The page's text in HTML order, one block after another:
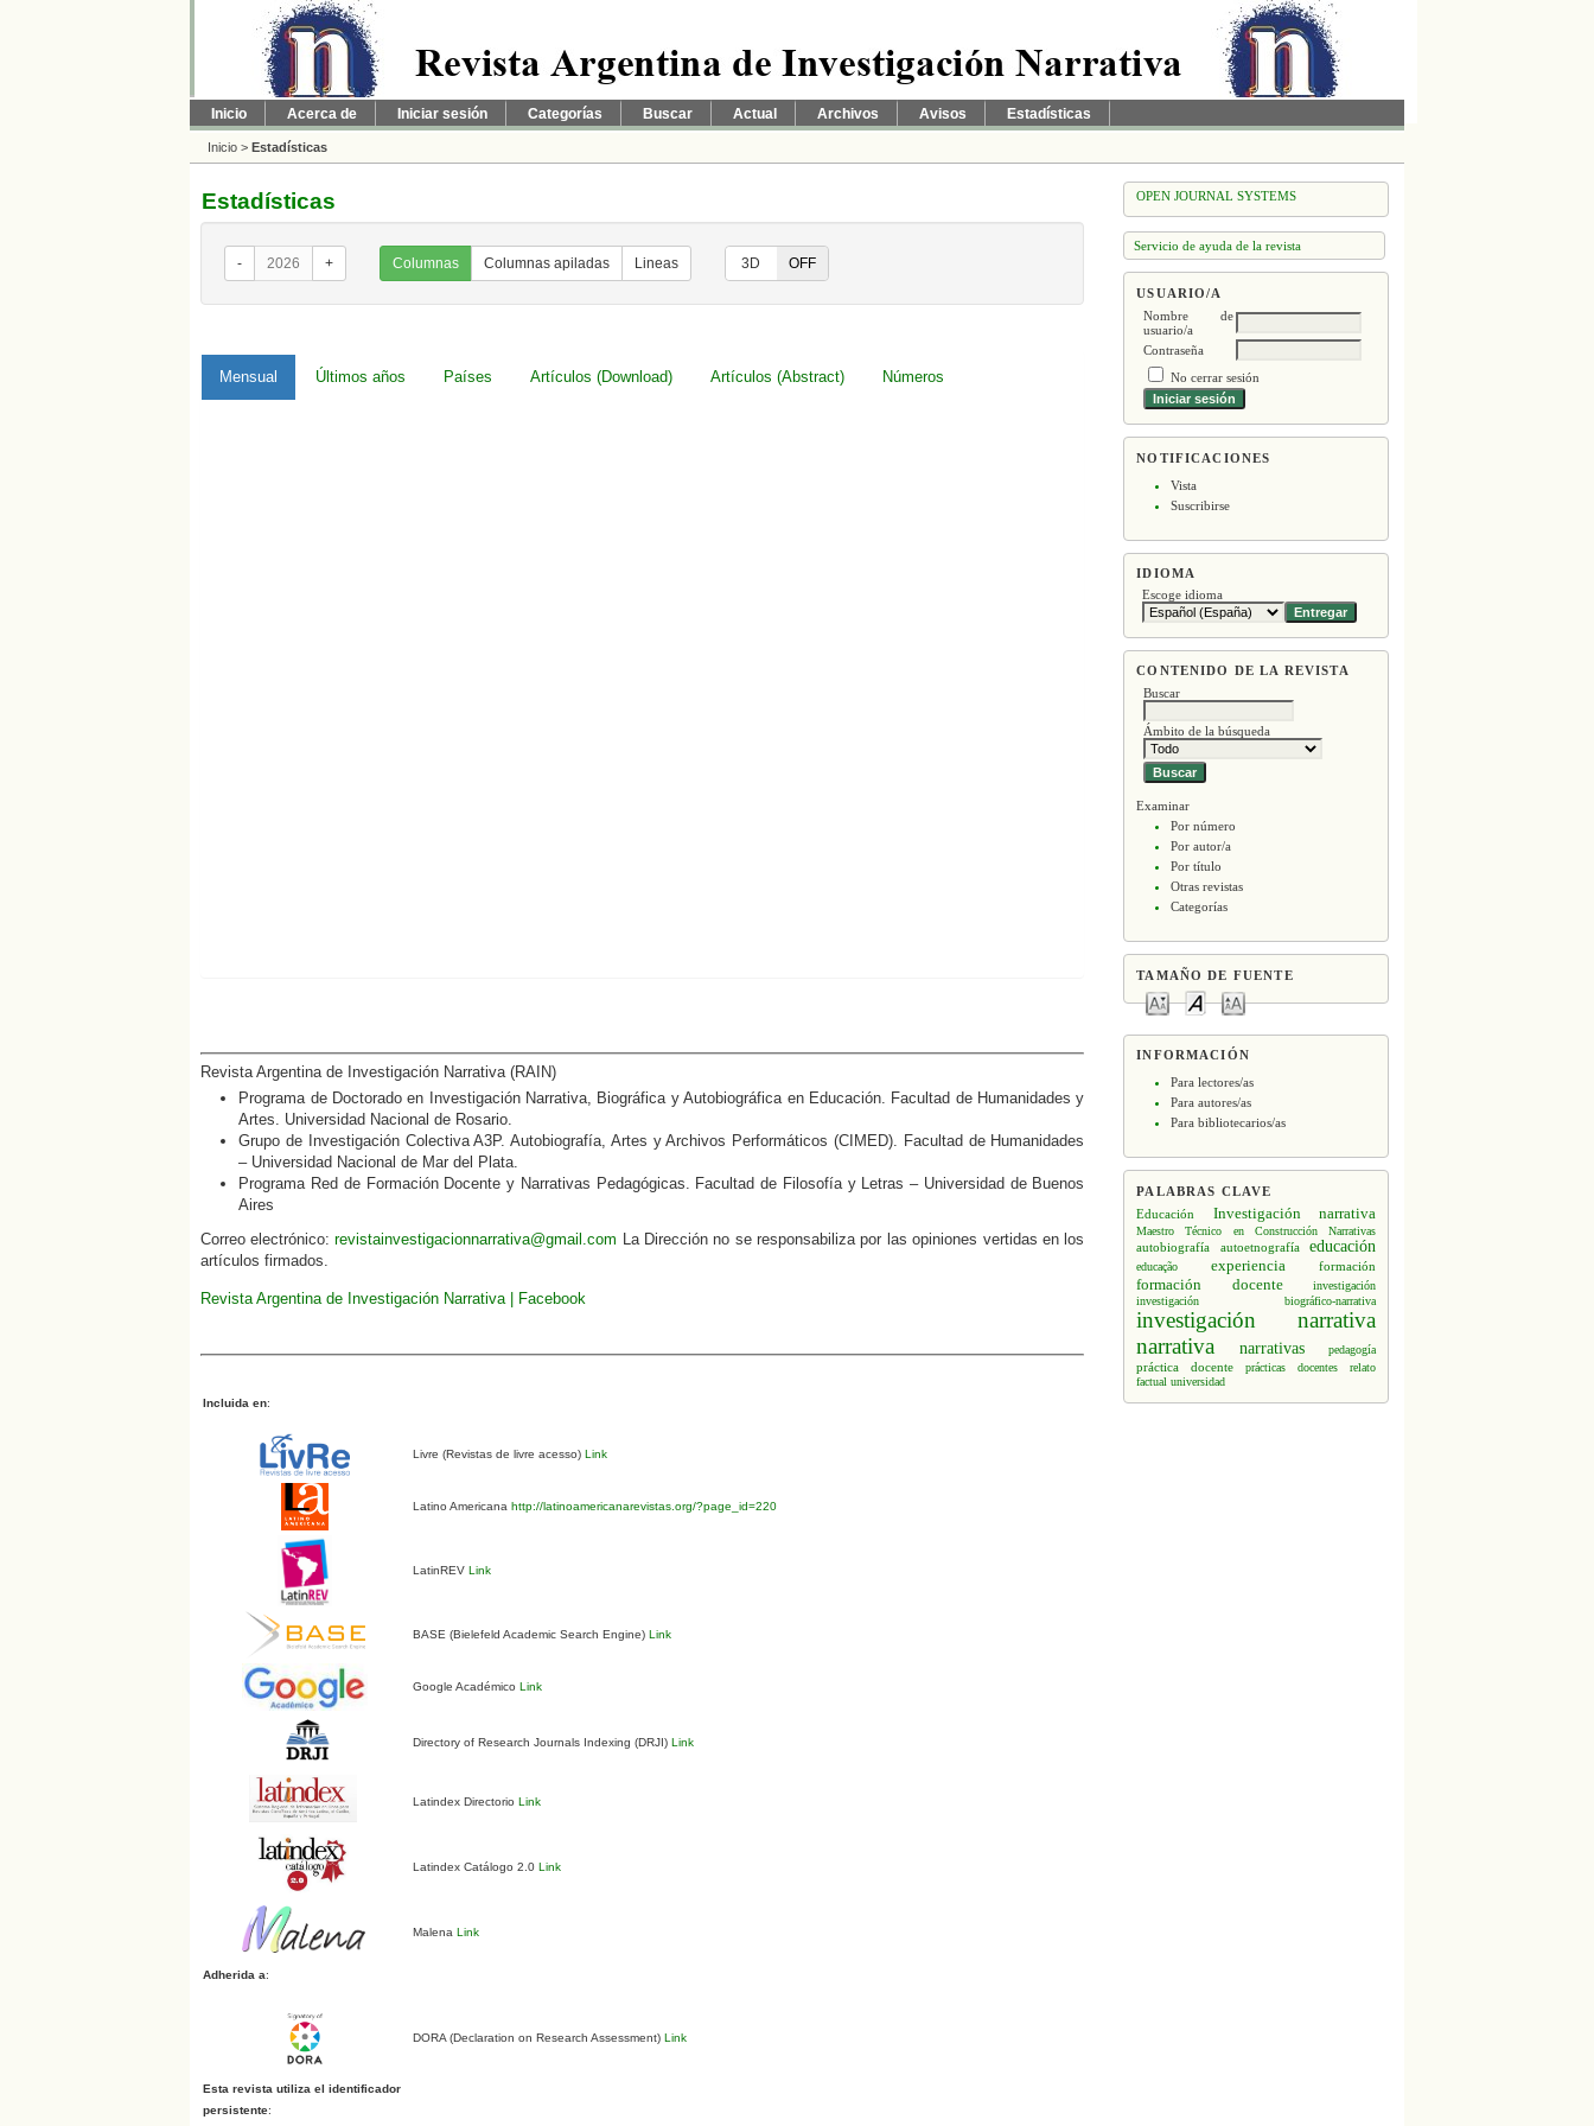
OPEN JOURNAL SYSTEMS
Servicio de ayuda de la revista
USUARIO/A
Nombre de
usuario/a
Contraseña
No cerrar sesión
NOTIFICACIONES
Vista
Suscribirse
IDIOMA
Escoge idioma
CONTENIDO DE LA REVISTA
Buscar
Ámbito de la búsqueda
Examinar
Por número
Por autor/a
Por título
Otras revistas
Categorías
TAMAÑO DE FUENTE
INFORMACIÓN
Para lectores/as
Para autores/as
Para bibliotecarios/as
PALABRAS CLAVE
Educación
Investigación narrativa
Maestro Técnico en Construcción Narrativas
autobiografía autoetnografía educación
educação experiencia formación
formación docente
investigación
investigación biográfico-narrativa
investigación narrativa
narrativa
narrativas pedagogía
práctica docente prácticas docentes
relato
factual universidad
Inicio Acerca de Iniciar sesión Categorías Buscar Actual Archivos Avisos Estadísticas
Inicio > Estadísticas
Estadísticas
- 2026 + Columnas Columnas apiladas Lineas 3D OFF
Mensual Últimos años Países Artículos (Download) Artículos (Abstract) Números
Revista Argentina de Investigación Narrativa (RAIN)
Programa de Doctorado en Investigación Narrativa, Biográfica y Autobiográfica en Educación. Facultad de Humanidades y
Artes. Universidad Nacional de Rosario.
Grupo de Investigación Colectiva A3P. Autobiografía, Artes y Archivos Performáticos (CIMED). Facultad de Humanidades
– Universidad Nacional de Mar del Plata.
Programa Red de Formación Docente y Narrativas Pedagógicas. Facultad de Filosofía y Letras – Universidad de Buenos
Aires
Correo electrónico:revistainvestigacionnarrativa@gmail.com La Dirección no se responsabiliza por las opiniones vertidas en los
artículos firmados.
Revista Argentina de Investigación Narrativa | Facebook
Incluida en:
Livre (Revistas de livre acesso)Link
Latino Americana http://latinoamericanarevistas.org/?page_id=220
LatinREVLink
BASE (Bielefeld Academic Search Engine)Link
Google Académico Link
Directory of Research Journals Indexing (DRJI) Link
Latindex Directorio Link
Latindex Catálogo 2.0 Link
Malena Link
Adherida a:
DORA (Declaration on Research Assessment) Link
Esta revista utiliza el identificador
persistente: